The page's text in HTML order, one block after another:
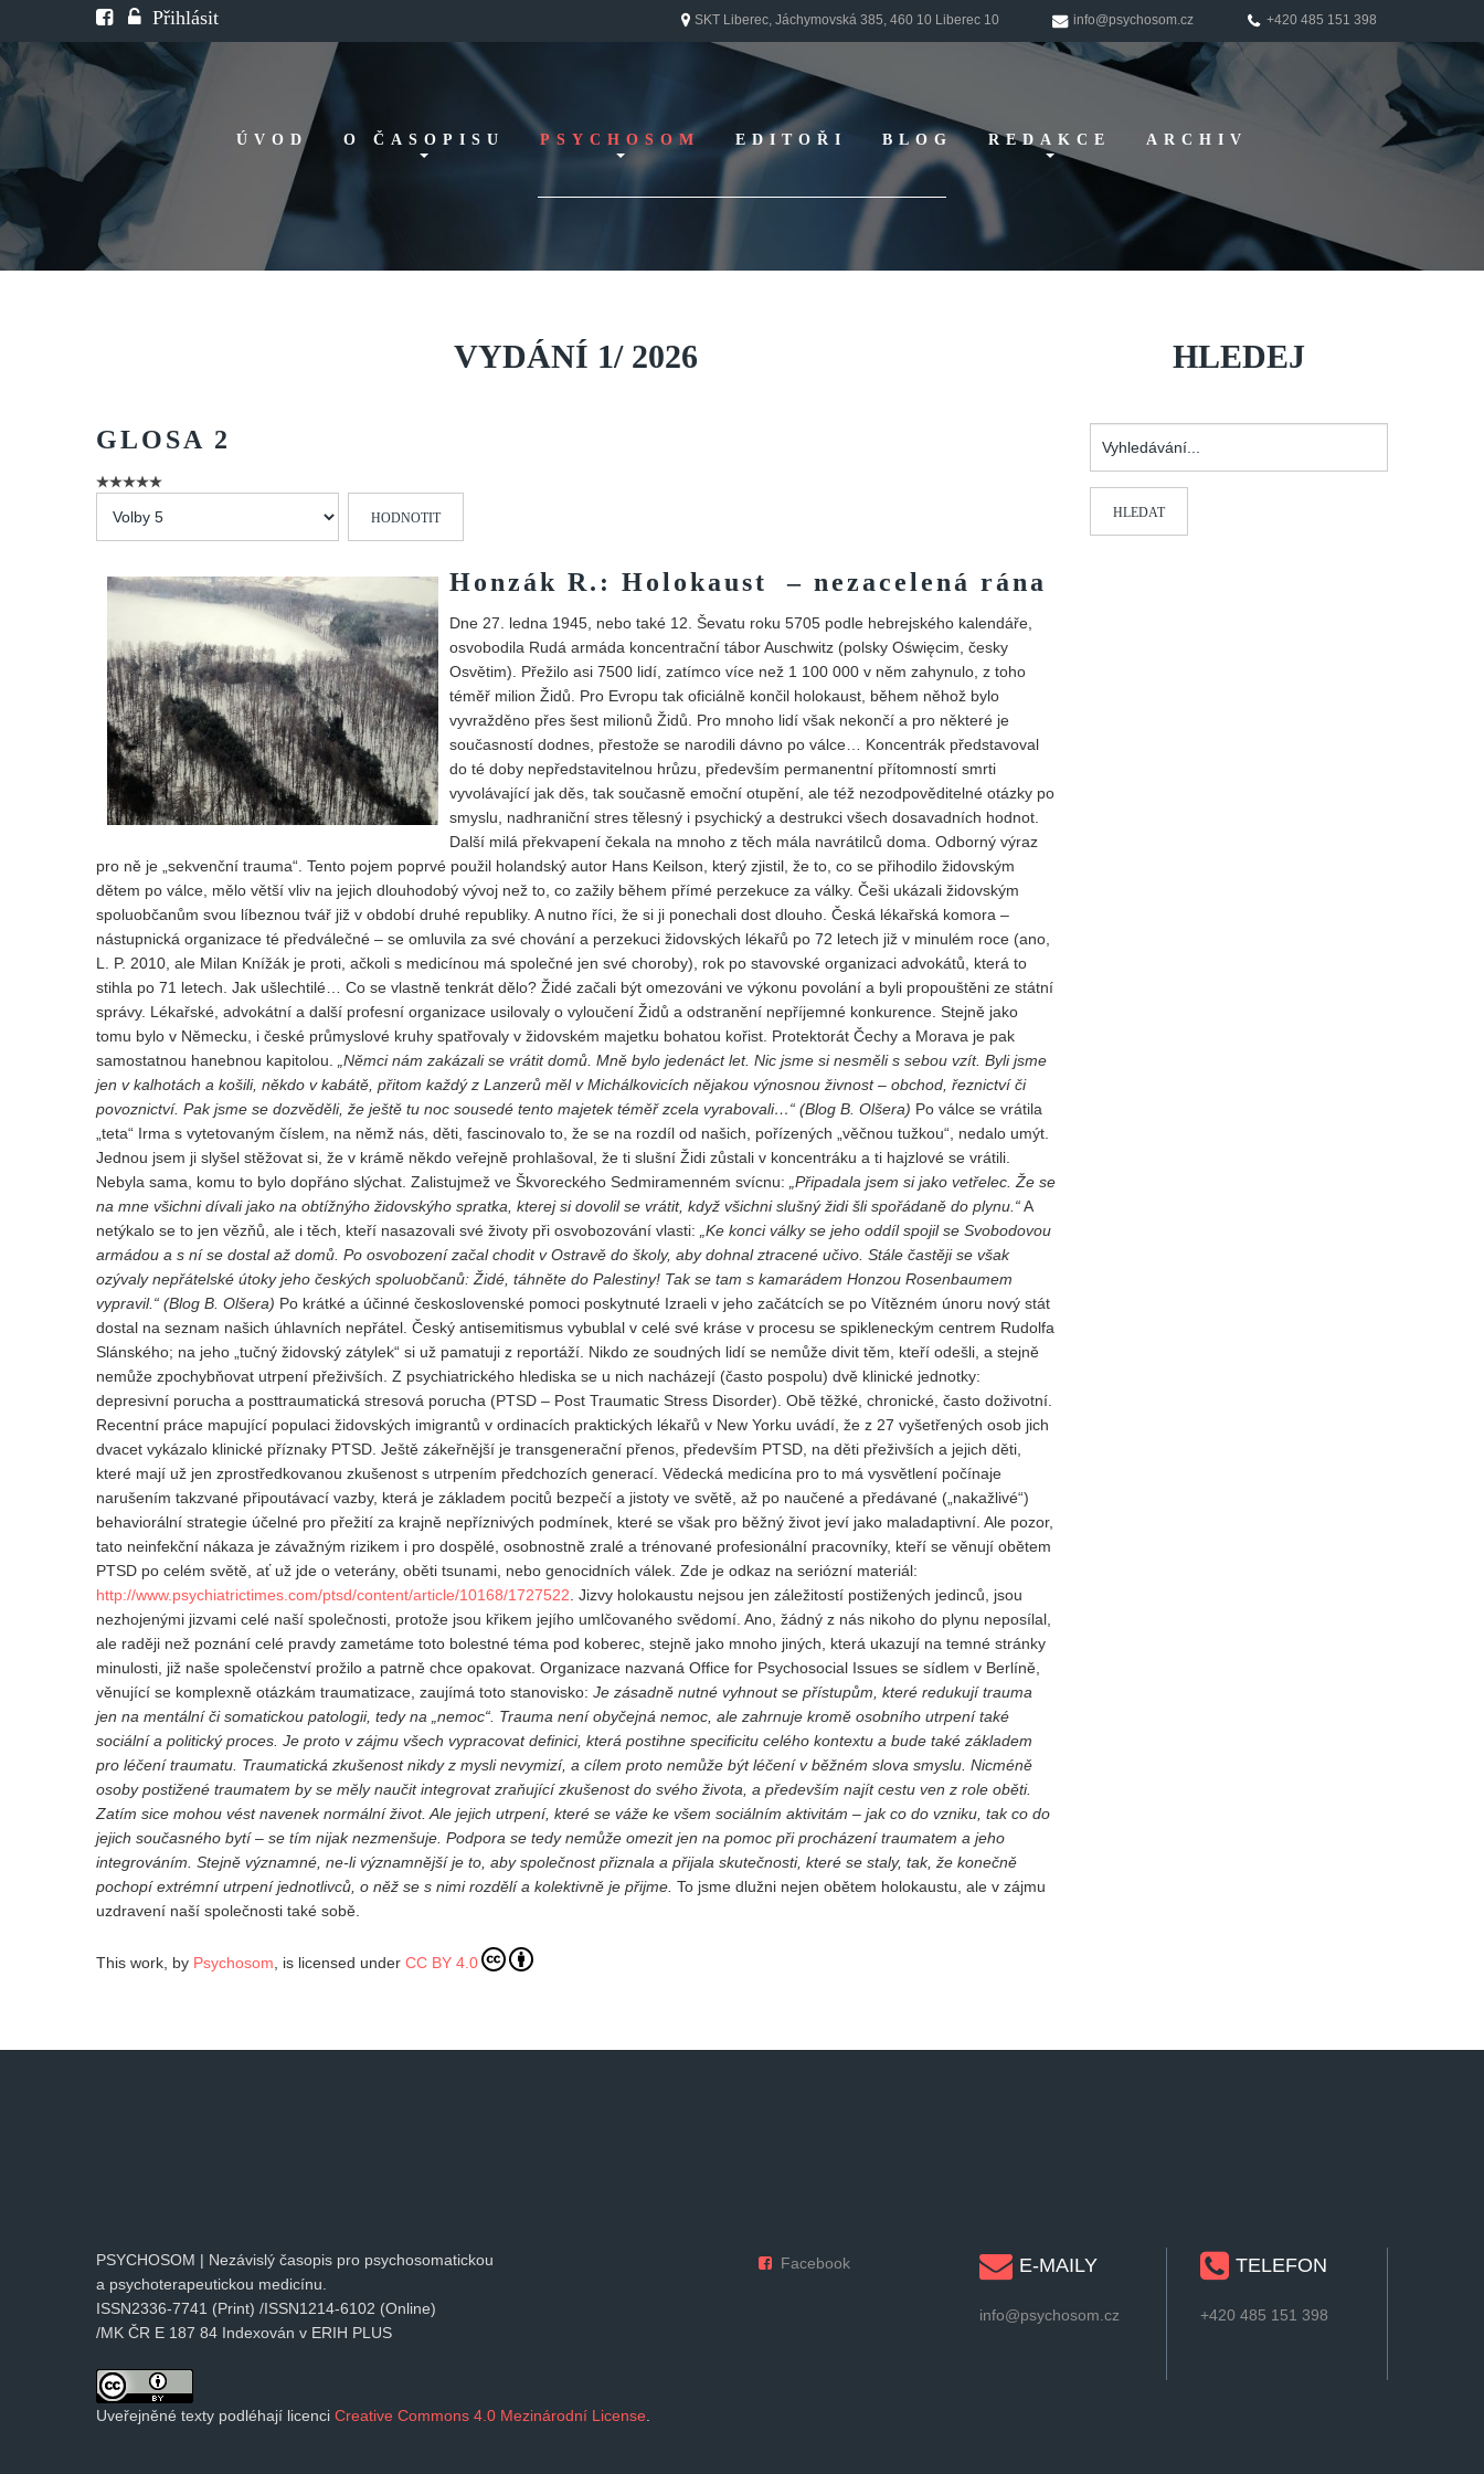
SKT Liberec, Jáchymovská 385, 460 10 Liberec 10 info@psychosom.cz +420 485 151 398
Přihlásit
ÚVOD O ČASOPISU PSYCHOSOM
Vydání 1/ 2026
Vydání 2/ 2025
Vydání 3-4/ 2024
Vydání 2/ 2021
Vydání 1/ 2021
Vydání 1-2/ 2020
Vydání 1-2/ 2019
Vydání 4/2018
Vydání 2-3/2018
Vydání 1-2018
Vydání 4-2017
Vydání 3-2017
Vydání 2-2017
Vydání 1-2017
Vydání 4-2016
Archiv
EDITOŘI BLOG REDAKCE
Pokyny pro
ARCHIV
VYDÁNÍ 1/ 2026
GLOSA 2
prosím
Honzák R.: Holokaust – nezacelená rána
Dne 27. ledna 1945, nebo také 12. Ševatu roku 5705 podle hebrejského kalendáře,
osvobodila Rudá armáda koncentrační tábor Auschwitz (polsky Oświęcim, česky
Osvětim). Přežilo asi 7500 lidí, zatímco více než 1 100 000 v něm zahynulo, z toho
téměř milion Židů. Pro Evropu tak oficiálně končil holokaust, během něhož bylo
vyvražděno přes šest milionů Židů. Pro mnoho lidí však nekončí a pro některé je
současností dodnes, přestože se narodili dávno po válce… Koncentrák představoval
do té doby nepředstavitelnou hrůzu, především permanentní přítomností smrti
vyvolávající jak děs, tak současně emoční otupění, ale též nezodpověditelné otázky po
smyslu, nadhraniční stres tělesný i psychický a destrukci všech dosavadních hodnot.
Další milá překvapení čekala na mnoho z těch mála navrátilců doma. Odborný výraz
pro ně je „sekvenční trauma“. Tento pojem poprvé použil holandský autor Hans Keilson, který zjistil, že to, co se přihodilo židovským
dětem po válce, mělo větší vliv na jejich dlouhodobý vývoj než to, co zažily během přímé perzekuce za války. Češi ukázali židovským
spoluobčanům svou líbeznou tvář již v období druhé republiky. A nutno říci, že si ji ponechali dost dlouho. Česká lékařská komora –
nástupnická organizace té předválečné – se omluvila za své chování a perzekuci židovských lékařů po 72 letech již v minulém roce (ano,
L. P. 2010, ale Milan Knížák je proti, ačkoli s medicínou má společné jen své choroby), rok po stavovské organizaci advokátů, která to
stihla po 71 letech. Jak ušlechtilé… Co se vlastně tenkrát dělo? Židé začali být omezováni ve výkonu povolání a byli propouštěni ze státní
správy. Lékařské, advokátní a další profesní organizace usilovaly o vyloučení Židů a odstranění nepříjemné konkurence. Stejně jako
tomu bylo v Německu, i české průmyslové kruhy spatřovaly v židovském majetku bohatou kořist. Protektorát Čechy a Morava je pak
samostatnou hanebnou kapitolou.
„Němci nám zakázali se vrátit domů. Mně bylo jedenáct let. Nic jsme si nesměli s sebou vzít. Byli jsme
jen v kalhotách a košili, někdo v kabátě, přitom každý z Lanzerů měl v Michálkovicích nějakou výnosnou živnost – obchod, řeznictví či
povoznictví. Pak jsme se dozvěděli, že ještě tu noc sousedé tento majetek téměř zcela vyrabovali…“ (Blog B. Olšera) Po válce se vrátila
„teta“ Irma s vytetovaným číslem, na němž nás, děti, fascinovalo to, že se na rozdíl od našich, pořízených „věčnou tužkou“, nedalo umýt.
Jednou jsem ji slyšel stěžovat si, že v krámě někdo veřejně prohlašoval, že ti slušní Židi zůstali v koncentráku a ti hajzlové se vrátili.
Nebyla sama, komu to bylo dopřáno slýchat. Zalistujmež ve Škvoreckého Sedmiramenném svícnu:
„Připadala jsem si jako vetřelec. Že se
na mne všichni dívali jako na obtížnýho židovskýho spratka, kterej si dovolil se vrátit, když všichni slušný židi šli spořádaně do plynu.“A
netýkalo se to jen vězňů, ale i těch, kteří nasazovali své životy při osvobozování vlasti:
„Ke konci války se jeho oddíl spojil se Svobodovou
armádou a s ní se dostal až domů. Po osvobození začal chodit v Ostravě do školy, aby dohnal ztracené učivo. Stále častěji se však
ozývaly nepřátelské útoky jeho českých spoluobčanů: Židé, táhněte do Palestiny! Tak se tam s kamarádem Honzou Rosenbaumem
vypravil.“ (Blog B. Olšera) Po krátké a účinné československé pomoci poskytnuté Izraeli v jeho začátcích se po Vítězném únoru nový stát
dostal na seznam našich úhlavních nepřátel. Český antisemitismus vybublal v celé své kráse v procesu se spikleneckým centrem Rudolfa
Slánského; na jeho „tučný židovský zátylek“ si už pamatuji z reportáží. Nikdo ze soudných lidí se nemůže divit těm, kteří odešli, a stejně
nemůže zpochybňovat utrpení přeživších. Z psychiatrického hlediska se u nich nacházejí (často pospolu) dvě klinické jednotky:
depresivní porucha a posttraumatická stresová porucha (PTSD – Post Traumatic Stress Disorder). Obě těžké, chronické, často doživotní.
Recentní práce mapující populaci židovských imigrantů v ordinacích praktických lékařů v New Yorku uvádí, že z 27 vyšetřených osob jich
dvacet vykázalo klinické příznaky PTSD. Ještě zákeřnější je transgenerační přenos, především PTSD, na děti přeživších a jejich děti,
které mají už jen zprostředkovanou zkušenost s utrpením předchozích generací. Vědecká medicína pro to má vysvětlení počínaje
narušením takzvané připoutávací vazby, která je základem pocitů bezpečí a jistoty ve světě, až po naučené a předávané („nakažlivé“)
behaviorální strategie účelné pro přežití za krajně nepříznivých podmínek, které se však pro běžný život jeví jako maladaptivní. Ale pozor,
tato neinfekční nákaza je závažným rizikem i pro dospělé, osobnostně zralé a trénované profesionální pracovníky, kteří se věnují obětem
PTSD po celém světě, ať už jde o veterány, oběti tsunami, nebo genocidních válek. Zde je odkaz na seriózní materiál:
http://www.psychiatrictimes.com/ptsd/content/article/10168/1727522 . Jizvy holokaustu nejsou jen záležitostí postižených jedinců, jsou
nezhojenými jizvami celé naší společnosti, protože jsou křikem jejího umlčovaného svědomí. Ano, žádný z nás nikoho do plynu neposílal,
ale raději než poznání celé pravdy zametáme toto bolestné téma pod koberec, stejně jako mnoho jiných, která ukazují na temné stránky
minulosti, již naše společenství prožilo a patrně chce opakovat. Organizace nazvaná Office for Psychosocial Issues se sídlem v Berlíně,
věnující se komplexně otázkám traumatizace, zaujímá toto stanovisko: Je zásadně nutné vyhnout se přístupům, které redukují trauma
jen na mentální či somatickou patologii, tedy na „nemoc“. Trauma není obyčejná nemoc, ale zahrnuje kromě osobního utrpení také
sociální a politický proces. Je proto v zájmu všech vypracovat definici, která postihne specificitu celého kontextu a bude také základem
pro léčení traumatu. Traumatická zkušenost nikdy z mysli nevymizí, a cílem proto nemůže být léčení v běžném slova smyslu. Nicméně
osoby postižené traumatem by se měly naučit integrovat zraňující zkušenost do svého života, a především najít cestu ven z role oběti.
Zatím sice mohou vést navenek normální život. Ale jejich utrpení, které se váže ke všem sociálním aktivitám – jak co do vzniku, tak co do
jejich současného bytí – se tím nijak nezmenšuje. Podpora se tedy nemůže omezit jen na pomoc při procházení traumatem a jeho
integrováním. Stejně významné, ne-li významnější je to, aby společnost přiznala a přijala skutečnosti, které se staly, tak, že konečně
pochopí extrémní utrpení jednotlivců, o něž se s nimi rozdělí a kolektivně je přijme. To jsme dlužni nejen obětem holokaustu, ale v zájmu
uzdravení naší společnosti také sobě.
This work, by Psychosom , is licensed under CC BY 4.0
HLEDEJ
HLEDAT
PSYCHOSOM | Nezávislý časopis pro psychosomatickou
a psychoterapeutickou medicínu.
ISSN2336-7741 (Print) /ISSN1214-6102 (Online)
/MK ČR E 187 84 Indexován v ERIH PLUS
Uveřejněné texty podléhají licenci Creative Commons 4.0 Mezinárodní License
TELEFON
+420 485 151 398
E-MAILY
info@psychosom.cz
Facebook